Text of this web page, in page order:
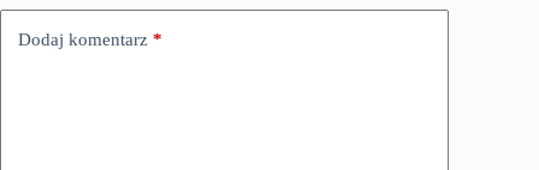
Dodaj komentarz *